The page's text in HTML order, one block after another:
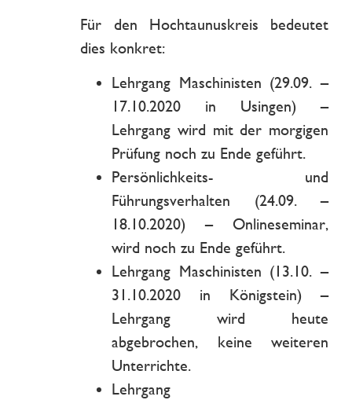
Für den Hochtaunuskreis bedeutet
dies konkret:
Lehrgang Maschinisten (29.09. –
17.10.2020 in Usingen) –
Lehrgang wird mit der morgigen
Prüfung noch zu Ende geführt.
Persönlichkeits- und
Führungsverhalten (24.09. –
18.10.2020) – Onlineseminar,
wird noch zu Ende geführt.
Lehrgang Maschinisten (13.10. –
31.10.2020 in Königstein) –
Lehrgang wird heute
abgebrochen, keine weiteren
Unterrichte.
Lehrgang